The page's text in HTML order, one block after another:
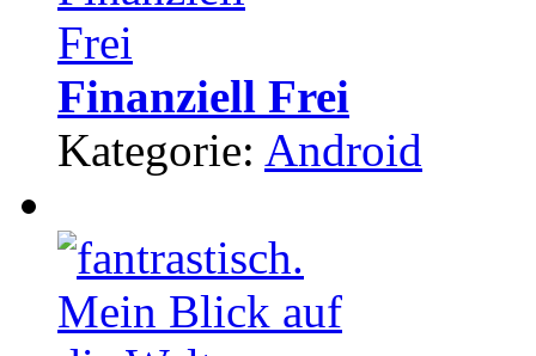
Finanziell Frei
Kategorie: Android